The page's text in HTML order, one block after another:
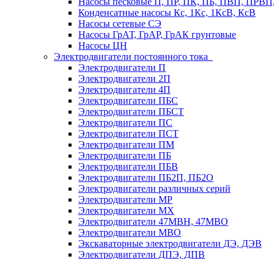
Конденсатные насосы Кс, 1Кс, 1КсВ, КсВ
Насосы сетевые СЭ
Насосы ГрАТ, ГрАР, ГрАК грунтовые
Насосы ЦН
Электродвигатели постоянного тока
Электродвигатели П
Электродвигатели 2П
Электродвигатели 4П
Электродвигатели ПБС
Электродвигатели ПБСТ
Электродвигатели ПС
Электродвигатели ПСТ
Электродвигатели ПМ
Электродвигатели ПБ
Электродвигатели ПБВ
Электродвигатели ПБ2П, ПБ2О
Электродвигатели различных серий
Электродвигатели МР
Электродвигатели MX
Электродвигатели 47MBH, 47МВО
Электродвигатели MBO
Экскаваторные электродвигатели ДЭ, ДЭВ
Электродвигатели ДПЭ, ДПВ